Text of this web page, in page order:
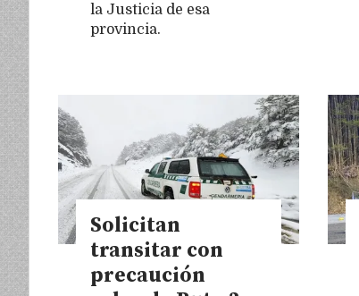
la Justicia de esa
provincia.
Solicitan
transitar con
precaución